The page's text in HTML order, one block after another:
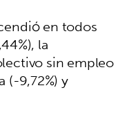
en todos
la
sin empleo
(-9,72%) y